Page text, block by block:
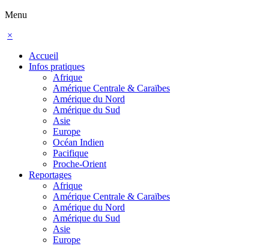
Menu
×
Accueil
Infos pratiques
Afrique
Amérique Centrale & Caraïbes
Amérique du Nord
Amérique du Sud
Asie
Europe
Océan Indien
Pacifique
Proche-Orient
Reportages
Afrique
Amérique Centrale & Caraïbes
Amérique du Nord
Amérique du Sud
Asie
Europe